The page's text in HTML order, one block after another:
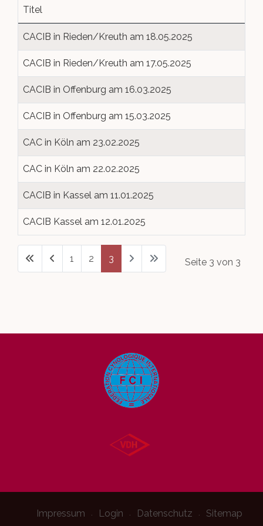
Beiträge
Titel
CACIB in Rieden/Kreuth am 18.05.2025
CACIB in Rieden/Kreuth am 17.05.2025
CACIB in Offenburg am 16.03.2025
CACIB in Offenburg am 15.03.2025
CAC in Köln am 23.02.2025
CAC in Köln am 22.02.2025
CACIB in Kassel am 11.01.2025
CACIB Kassel am 12.01.2025
Seite 3 von 3
1 2 3
Impressum Login Datenschutz Sitemap
Aufgabenbereiche
Mitglied werden
Zuchtwarte
Queen-/King of Genetics
Golden Kennel
Inter Boston
Golden Kennel
Rassestandard
Deckrüdenbörse
Termine Zuchtzulassung
Welpenvermittlung
Hundesport
Wurfabnahmen
Ehrungen
Clubsiegerschau 2019
Clubsiegerschau 2017
Clubsiegerschau 2016
World Dog Show 2017